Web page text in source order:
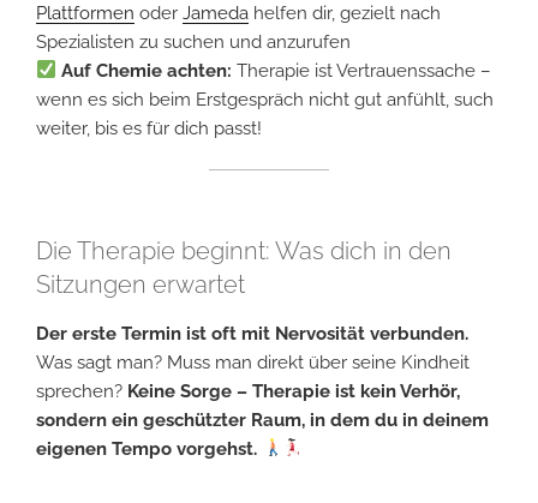
Plattformen oder Jameda helfen dir, gezielt nach
Spezialisten zu suchen und anzurufen
Auf Chemie achten: Therapie ist Vertrauenssache –
wenn es sich beim Erstgespräch nicht gut anfühlt, such
weiter, bis es für dich passt!
Die Therapie beginnt: Was dich in den
Sitzungen erwartet
Der erste Termin ist oft mit Nervosität verbunden.
Was sagt man? Muss man direkt über seine Kindheit
sprechen? Keine Sorge – Therapie ist kein Verhör,
sondern ein geschützter Raum, in dem du in deinem
eigenen Tempo vorgehst.